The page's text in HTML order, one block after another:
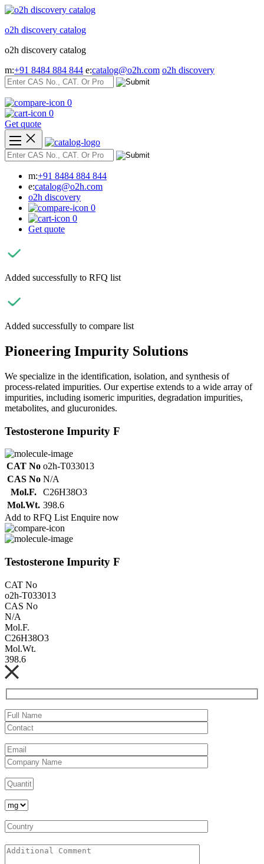
Skip
content
o2h discovery catalog
o2h discovery catalog
m:+91 8484 884 844 e:catalog@o2h.com o2h discovery
0
0
Get quote
m:+91 8484 884 844
e:catalog@o2h.com
o2h discovery
0
0
Get quote
Added successfully to RFQ list
Added successfully to compare list
Pioneering Impurity Solutions
We specialize in the identification, isolation, and synthesis of
process-related impurities. Our expertise extends to a wide array of
impurities, including isomeric impurities, degradation impurities,
metabolites, and glucuronides.
Testosterone Impurity F
CAT No o2h-T033013
CAS No N/A
Mol.F.
C26H38O3
Mol.Wt. 398.6
Add to RFQ List Enquire now
Testosterone Impurity F
CAT No
o2h-T033013
CAS No
N/A
Mol.F.
C26H38O3
Mol.Wt.
398.6